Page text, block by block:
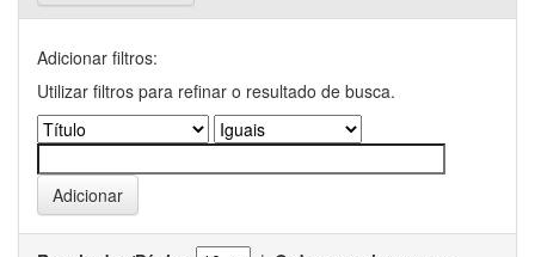
Adicionar filtros:
Utilizar filtros para refinar o resultado de busca.